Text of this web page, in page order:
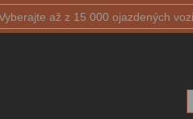
až z 15 000 ojazdených